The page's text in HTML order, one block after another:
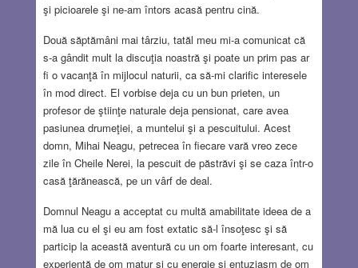
şi picioarele şi ne-am întors acasă pentru cină.
Două săptămâni mai târziu, tatăl meu mi-a comunicat că
s-a gândit mult la discuţia noastră şi poate un prim pas ar
fi o vacanţă în mijlocul naturii, ca să-mi clarific interesele
în mod direct. El vorbise deja cu un bun prieten, un
profesor de ştiinţe naturale deja pensionat, care avea
pasiunea drumeţiei, a muntelui şi a pescuitului. Acest
domn, Mihai Neagu, petrecea în fiecare vară vreo zece
zile în Cheile Nerei, la pescuit de păstrăvi şi se caza într-o
casă ţărănească, pe un vârf de deal.
Domnul Neagu a acceptat cu multă amabilitate ideea de a
mă lua cu el şi eu am fost extatic să-l însoţesc şi să
particip la această aventură cu un om foarte interesant, cu
experienţă de om matur şi cu energie şi entuziasm de om